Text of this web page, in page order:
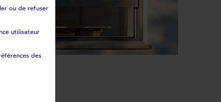
ou de refuser
utilisateur
des